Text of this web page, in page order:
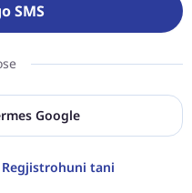
SMS
Google
Regjistrohuni tani